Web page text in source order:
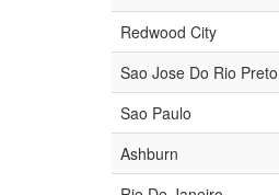
Redwood City
Sao Jose Do Rio Preto
Sao Paulo
Ashburn